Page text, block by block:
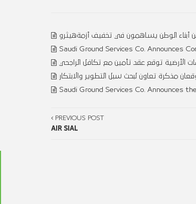
أبناء الوطن يساهمون في تخفيف أزمةهيثرو
Saudi Ground Services Co. Announces
الأرضية توقع عقد تأمين مع تكافل الراجحي
مذكرة تعاون لبحث سبل التطوير والابتكار
Saudi Ground Services Co. Announces
PREVIOUS POST
AIR SIAL